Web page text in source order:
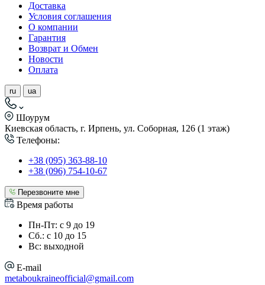
Доставка
Условия соглашения
О компании
Гарантия
Возврат и Обмен
Новости
Оплата
ru ua
Шоурум
Киевская область, г. Ирпень, ул. Соборная, 126 (1 этаж)
Телефоны:
+38 (095) 363-88-10
+38 (096) 754-10-67
Перезвоните мне
Время работы
Пн-Пт: с 9 до 19
Сб.: с 10 до 15
Вс: выходной
E-mail
metaboukraineofficial@gmail.com